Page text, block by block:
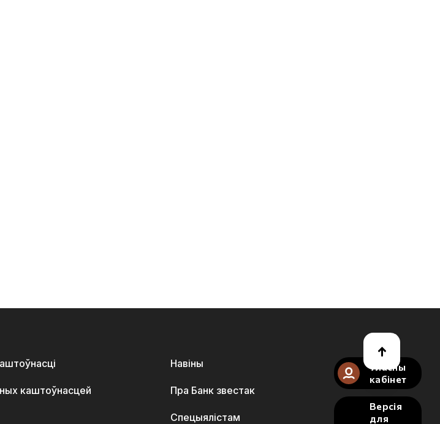
каштоўнасцей
Навіны
Пра Банк звестак
Спецыялістам
Уласны
кабінет
Версія
для